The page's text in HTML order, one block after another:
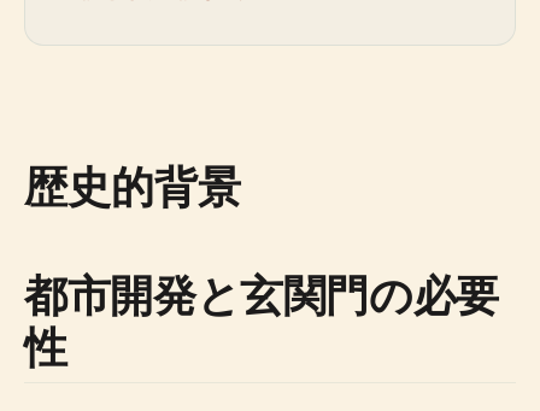
歴史的背景
都市開発と玄関門の必要
性